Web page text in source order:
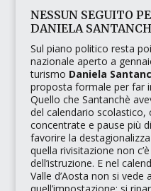
NESSUN SEGUITO
DANIELA
Sul piano politico resta
nazionale aperto a
turismo Daniela
proposta formale per far
Quello che Santanchè
del calendario scolastico,
concentrate e pause più
favorire la
quella rivisitazione non
dell’istruzione. E nel
Valle d’Aosta non si vede